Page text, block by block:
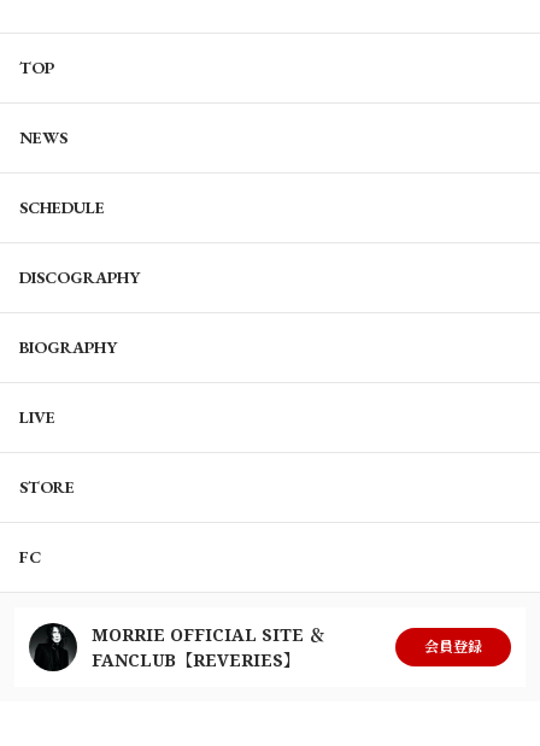
TOP
NEWS
SCHEDULE
DISCOGRAPHY
BIOGRAPHY
LIVE
STORE
FC
MORRIE OFFICIAL SITE ＆
FANCLUB【REVERIES】
会員登録